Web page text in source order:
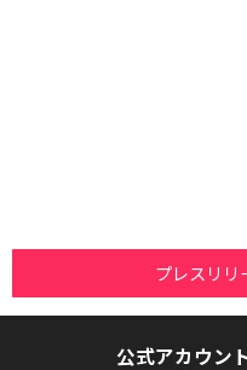
プレスリリ
公式アカウン